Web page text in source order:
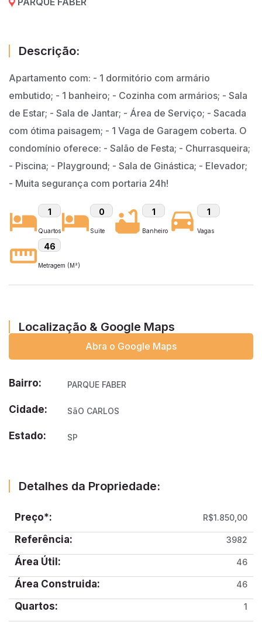
Descrição:
Apartamento com: - 1 dormitório com armário
embutido; - 1 banheiro; - Cozinha com armários; - Sala
de Estar; - Sala de Jantar; - Área de Serviço; - Sacada
com ótima paisagem; - 1 Vaga de Garagem coberta. O
condomínio oferece: - Salão de Festa; - Churrasqueira;
- Piscina; - Playground; - Sala de Ginástica; - Elevador;
- Muita segurança com portaria 24h!
1
Quartos
0
Suite
1
Banheiro
1
Vagas
46
Metragem (M²)
Localização & Google Maps
Abra o Google Maps
Bairro: PARQUE FABER
Cidade: SãO CARLOS
Estado: SP
Detalhes da Propriedade:
Preço*: R$1.850,00
Referência: 3982
Área Útil: 46
Área Construida: 46
Quartos: 1